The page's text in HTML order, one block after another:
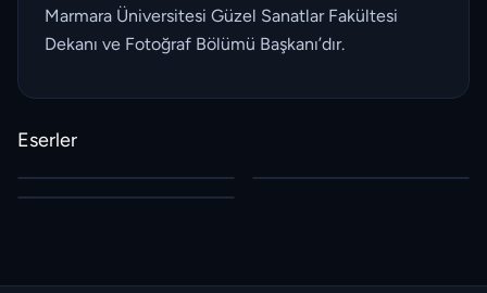
Marmara Üniversitesi Güzel Sanatlar Fakültesi
Dekanı ve Fotoğraf Bölümü Başkanı’dır.
Eserler